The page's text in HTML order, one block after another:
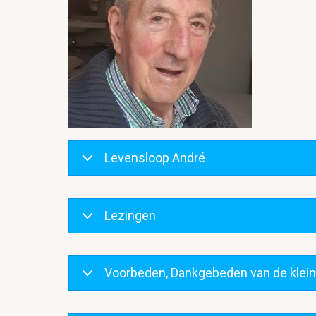
Levensloop André
Lezingen
Voorbeden, Dankgebeden van de